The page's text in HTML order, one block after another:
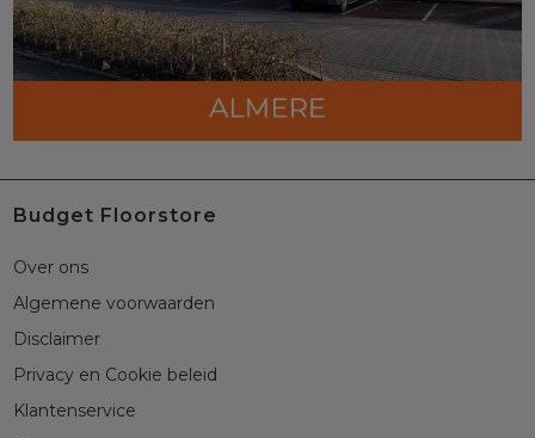
Budget Floorstore
Over ons
Algemene voorwaarden
Disclaimer
Privacy en Cookie beleid
Klantenservice